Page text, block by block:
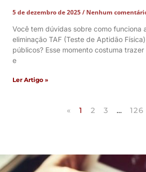
5 de dezembro de 2025
Nenhum
Você tem dúvidas sobre como funciona
eliminação TAF (Teste de Aptidão
públicos? Esse momento costuma
e
Ler Artigo »
« 1 2 3 … 126